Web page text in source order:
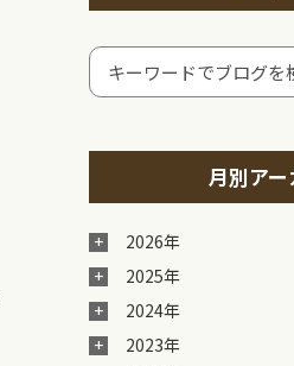
月別ア
2026年
2025年
2024年
2023年